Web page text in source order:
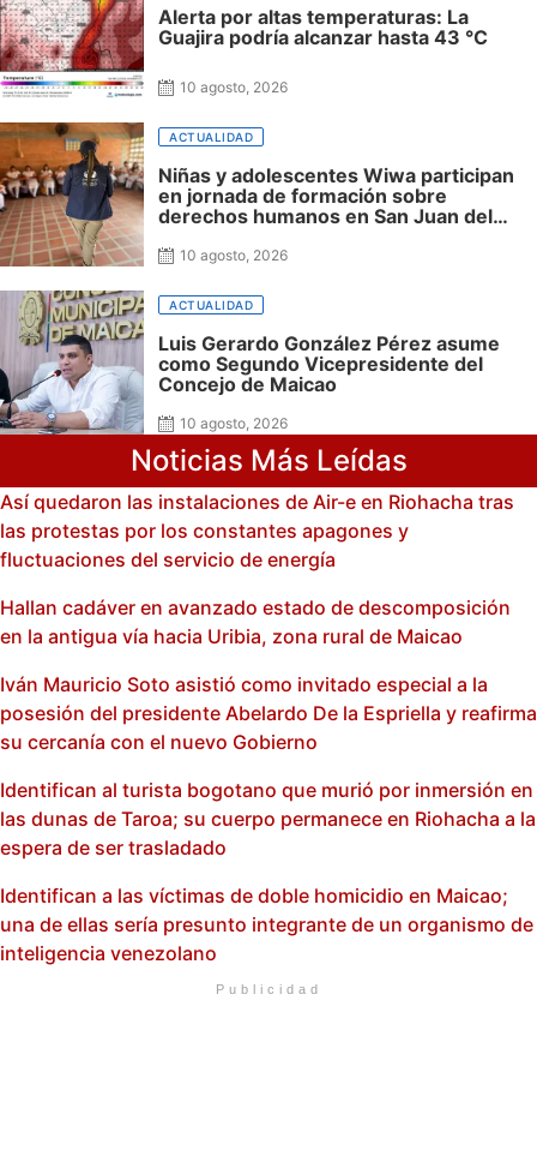
Alerta por altas temperaturas: La
Guajira podría alcanzar hasta 43 °C
10 agosto, 2026
ACTUALIDAD
Niñas y adolescentes Wiwa participan
en jornada de formación sobre
derechos humanos en San Juan del
10 agosto, 2026
ACTUALIDAD
Luis Gerardo González Pérez asume
como Segundo Vicepresidente del
Concejo de Maicao
10 agosto, 2026
Noticias Más Leídas
Así quedaron las instalaciones de Air-e en Riohacha tras
las protestas por los constantes apagones y
fluctuaciones del servicio de energía
Hallan cadáver en avanzado estado de descomposición
en la antigua vía hacia Uribia, zona rural de Maicao
Iván Mauricio Soto asistió como invitado especial a la
posesión del presidente Abelardo De la Espriella y reafirma
su cercanía con el nuevo Gobierno
Identifican al turista bogotano que murió por inmersión en
las dunas de Taroa; su cuerpo permanece en Riohacha a la
espera de ser trasladado
Identifican a las víctimas de doble homicidio en Maicao;
una de ellas sería presunto integrante de un organismo de
inteligencia venezolano
Publicidad